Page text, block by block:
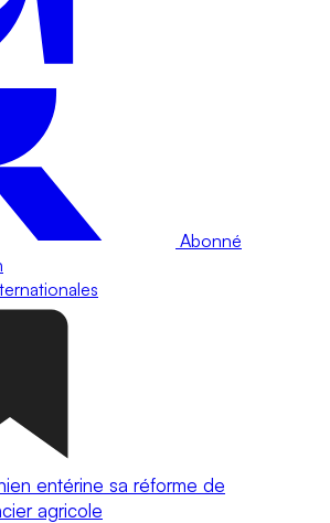
Abonné
entérine sa réforme de
agricole